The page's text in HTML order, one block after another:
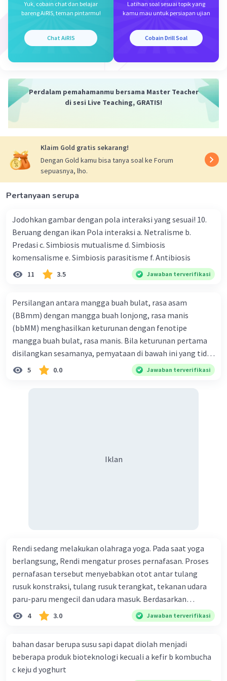
Iklan
Meikarlina S Community Level 27
09 Oktober 2023 17:01
Jawaban terverifikasi
Jawaban yang tepat adalah C. ekosistem.
komunitas makhluk hidup dan lingkungannya yang tidak
hidup, seperti tanah, air, dan udara. Interaksi antara
komunitas dengan benda yang tidak hidup tersebut
Beri Rating Balas
17 Mei 2024 13:41
Yang merupakan komponen abiotik adalah nomor
Beri Rating
Yuk, cobain chat dan belajar
bareng AiRIS, teman pintarmu!
Chat AiRIS
Latihan soal sesuai topik yang
kamu mau untuk persiapan ujian
Cobain Drill Soal
Perdalam pemahamanmu bersama Master Teacher
di sesi Live Teaching, GRATIS!
Klaim Gold gratis sekarang!
Dengan Gold kamu bisa tanya soal ke Forum
sepuasnya, lho.
Pertanyaan serupa
Jodohkan gambar dengan pola interaksi yang sesuai! 10.
Beruang dengan ikan Pola interaksi a. Netralisme b.
Predasi c. Simbiosis mutualisme d. Simbiosis
komensalisme e. Simbiosis parasitisme f. Antibiosis
11 3.5 Jawaban terverifikasi
Persilangan antara mangga buah bulat, rasa asam
(BBmm) dengan mangga buah lonjong, rasa manis
(bbMM) menghasilkan keturunan dengan fenotipe
mangga buah bulat, rasa manis. Bila keturunan pertama
disilangkan sesamanya, pemyataan di bawah ini yang tidak
benar mengenai keturunan yang dihasilkan dari
5 0.0 Jawaban terverifikasi
Iklan
Rendi sedang melakukan olahraga yoga. Pada saat yoga
berlangsung, Rendi mengatur proses pernafasan. Proses
pernafasan tersebut menyebabkan otot antar tulang
rusuk konstraksi, tulang rusuk terangkat, tekanan udara
paru-paru mengecil dan udara masuk. Berdasarkan
informasi tersebut, dapat disimpulkan bahwa Rendi
sedang melakukan proses pernafasan....
4 3.0 Jawaban terverifikasi
bahan dasar berupa susu sapi dapat diolah menjadi
beberapa produk bioteknologi kecuali a kefir b kombucha
c keju d yoghurt